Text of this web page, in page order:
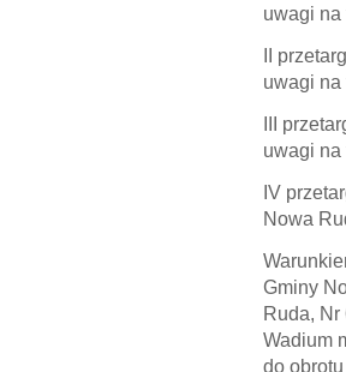
uwagi na
II
uwagi na
III
uwagi na
IV
Nowa
Gminy
Ruda,
Wadium
do